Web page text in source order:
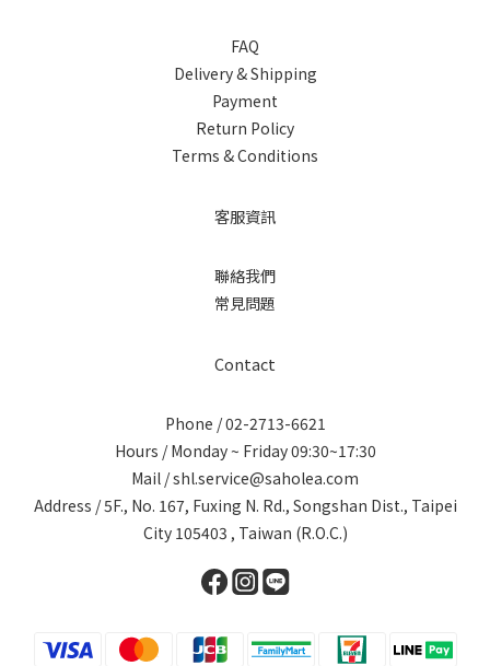
FAQ
Delivery & Shipping
Payment
Return Policy
Terms & Conditions
客服資訊
聯絡我們
常見問題
Contact
Phone / 02-2713-6621
Hours / Monday ~ Friday 09:30~17:30
Mail / shl.service@saholea.com
Address / 5F., No. 167, Fuxing N. Rd., Songshan Dist., Taipei
City 105403 , Taiwan (R.O.C.)